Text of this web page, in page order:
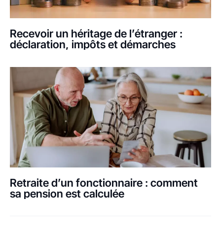
Recevoir un héritage de l’étranger :
déclaration, impôts et démarches
Retraite d’un fonctionnaire : comment
sa pension est calculée